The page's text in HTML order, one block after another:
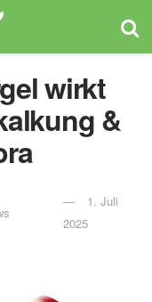
wirkt
&
1. Juli
2025